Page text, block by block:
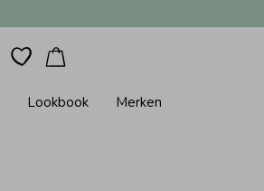
Lookbook Merken